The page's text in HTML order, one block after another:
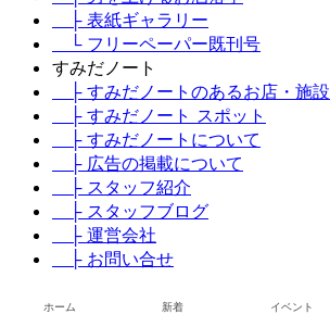
├ 表紙ギャラリー
└ フリーペーパー既刊号
すみだノート
├ すみだノートのあるお店・施設
├ すみだノート スポット
├ すみだノートについて
├ 広告の掲載について
├ スタッフ紹介
├ スタッフブログ
├ 運営会社
├ お問い合せ
└ プライバシーポリシー
ホーム 新着 イベント